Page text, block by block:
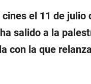
el 11 de julio
salido a la
con la que